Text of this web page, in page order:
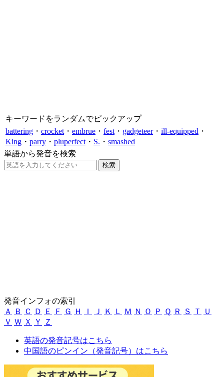
キーワードをランダムでピックアップ
battering ・ crocket ・ embrue ・ fest ・ gadgeteer・ ill-equipped ・
King ・ parry ・ pluperfect ・ S. ・ smashed
単語から発音を検索
発音インフォの索引
Ａ
Ｂ Ｃ Ｄ Ｅ Ｆ Ｇ Ｈ Ｉ Ｊ Ｋ Ｌ Ｍ Ｎ Ｏ Ｐ Ｑ Ｒ Ｓ Ｔ
Ｕ
Ｖ Ｗ Ｘ Ｙ Ｚ
英語の発音記号はこちら
中国語のピンイン（発音記号）はこちら